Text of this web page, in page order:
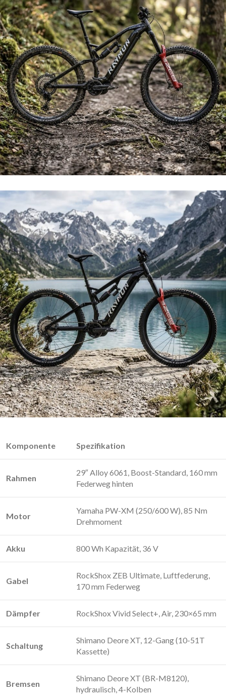
Komponente Spezifikation
Rahmen
29″ Alloy 6061, Boost-Standard, 160 mm
Federweg hinten
Motor
Yamaha PW-XM (250/600 W), 85 Nm
Drehmoment
Akku 800 Wh Kapazität, 36 V
Gabel
RockShox ZEB Ultimate, Luftfederung,
170 mm Federweg
Dämpfer RockShox Vivid Select+, Air, 230×65 mm
Schaltung
Shimano Deore XT, 12-Gang (10-51T
Kassette)
Bremsen
Shimano Deore XT (BR-M8120),
hydraulisch, 4-Kolben